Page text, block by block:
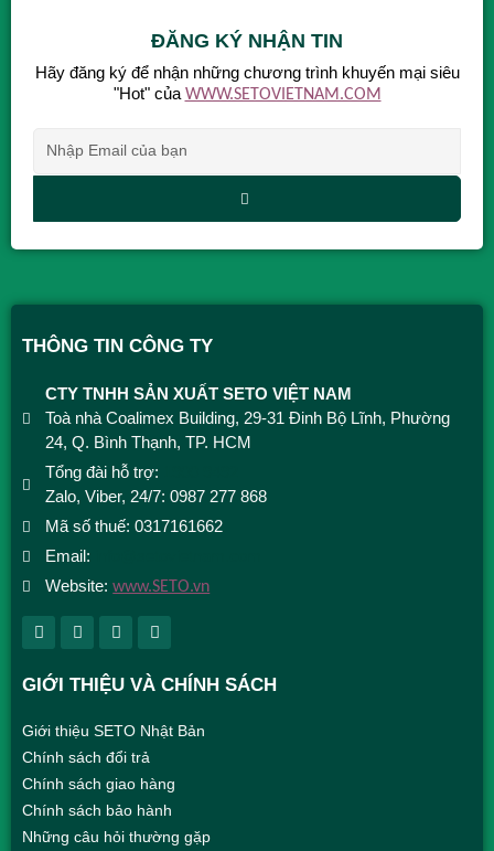
ĐĂNG KÝ NHẬN TIN
Hãy đăng ký để nhận những chương trình khuyến mại siêu
"Hot" của WWW.SETOVIETNAM.COM
THÔNG TIN CÔNG TY
CTY TNHH SẢN XUẤT SETO VIỆT NAM
Toà nhà Coalimex Building, 29-31 Đinh Bộ Lĩnh, Phường
24, Q. Bình Thạnh, TP. HCM
Tổng đài hỗ trợ:
Zalo, Viber, 24/7: 0987 277 868
Mã số thuế: 0317161662
Email:
Website:www.SETO.vn
GIỚI THIỆU VÀ CHÍNH SÁCH
Giới thiệu SETO Nhật Bản
Chính sách đổi trả
Chính sách giao hàng
Chính sách bảo hành
Những câu hỏi thường gặp